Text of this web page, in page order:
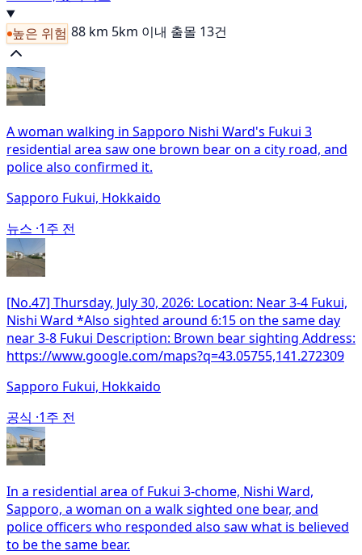
높은 위험 88 km 5km 이내 출몰 13건
A woman walking in Sapporo Nishi Ward's Fukui 3
residential area saw one brown bear on a city road, and
police also confirmed it.
Sapporo Fukui, Hokkaido
뉴스 ·1주 전
[No.47] Thursday, July 30, 2026: Location: Near 3-4 Fukui,
Nishi Ward *Also sighted around 6:15 on the same day
near 3-8 Fukui Description: Brown bear sighting Address:
https://www.google.com/maps?q=43.05755,141.272309
Sapporo Fukui, Hokkaido
공식 ·1주 전
In a residential area of Fukui 3-chome, Nishi Ward,
Sapporo, a woman on a walk sighted one bear, and
police officers who responded also saw what is believed
to be the same bear.